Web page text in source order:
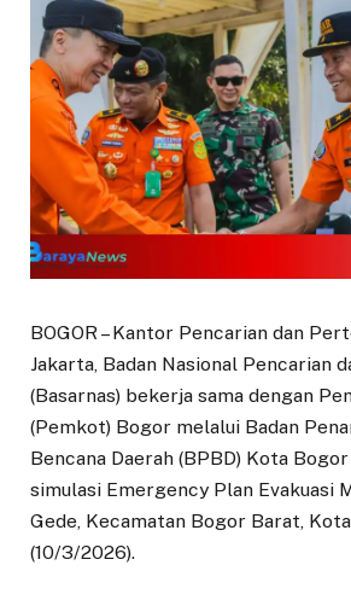
BOGOR – Kantor Pencarian dan
Jakarta, Badan Nasional Pencarian
(Basarnas) bekerja sama dengan
(Pemkot) Bogor melalui Badan
Bencana Daerah (BPBD) Kota
simulasi Emergency Plan Evakuasi
Gede, Kecamatan Bogor Barat,
(10/3/2026).